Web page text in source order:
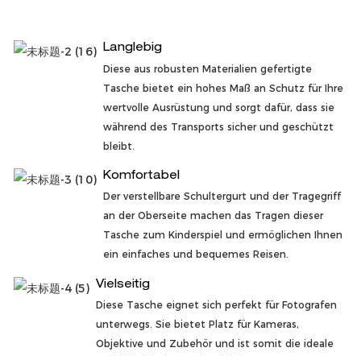
Langlebig
Diese aus robusten Materialien gefertigte
Tasche bietet ein hohes Maß an Schutz für Ihre
wertvolle Ausrüstung und sorgt dafür, dass sie
während des Transports sicher und geschützt
bleibt.
Komfortabel
Der verstellbare Schultergurt und der Tragegriff
an der Oberseite machen das Tragen dieser
Tasche zum Kinderspiel und ermöglichen Ihnen
ein einfaches und bequemes Reisen.
Vielseitig
Diese Tasche eignet sich perfekt für Fotografen
unterwegs. Sie bietet Platz für Kameras,
Objektive und Zubehör und ist somit die ideale